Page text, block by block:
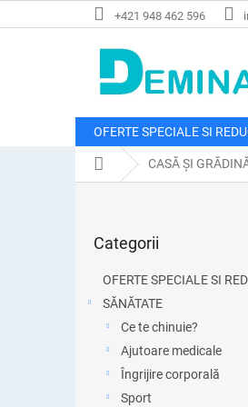
la
+421 948 462 596
OFERTE SPECIALE SI
Acasă CASĂ ȘI
peste
Categorii
OFERTE SPECIALE SI
SĂNĂTATE
Ce te chinuie?
Ajutoare medicale
Îngrijire corporală
Sport